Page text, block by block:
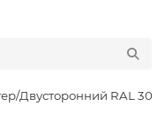
Двусторонний RAL 3011